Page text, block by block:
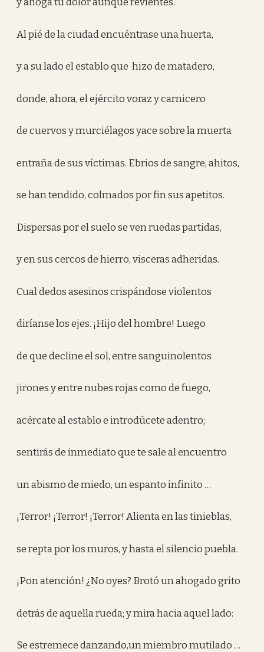
Al pié de la ciudad encuéntrase una huerta,
y a su lado el establo que hizo de matadero,
donde, ahora, el ejército voraz y carnicero
de cuervos y murciélagos yace sobre la muerta
entraña de sus víctimas. Ebrios de sangre, ahitos,
se han tendido, colmados por fin sus apetitos.
Dispersas por el suelo se ven ruedas partidas,
y en sus cercos de hierro, visceras adheridas.
Cual dedos asesinos crispándose violentos
diríanse los ejes. ¡Hijo del hombre! Luego
de que decline el sol, entre sanguinolentos
jirones y entre nubes rojas como de fuego,
acércate al establo e introdúcete adentro;
sentirás de inmediato que te sale al encuentro
un abismo de miedo, un espanto infinito …
¡Terror! ¡Terror! ¡Terror! Alienta en las tinieblas,
se repta por los muros, y hasta el silencio puebla.
¡Pon atención! ¿No oyes? Brotó un ahogado grito
detrás de aquella rueda; y mira hacia aquel lado:
Se estremece danzando,un miembro mutilado …